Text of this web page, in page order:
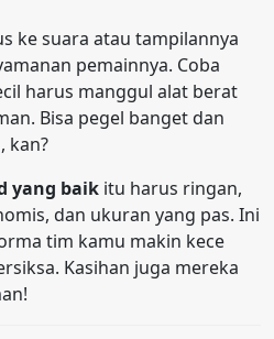
ke suara atau tampilannya
pemainnya. Coba
harus manggul alat berat
Bisa pegel banget dan
kan?
yang baik itu harus ringan,
dan ukuran yang pas. Ini
tim kamu makin kece
Kasihan juga mereka